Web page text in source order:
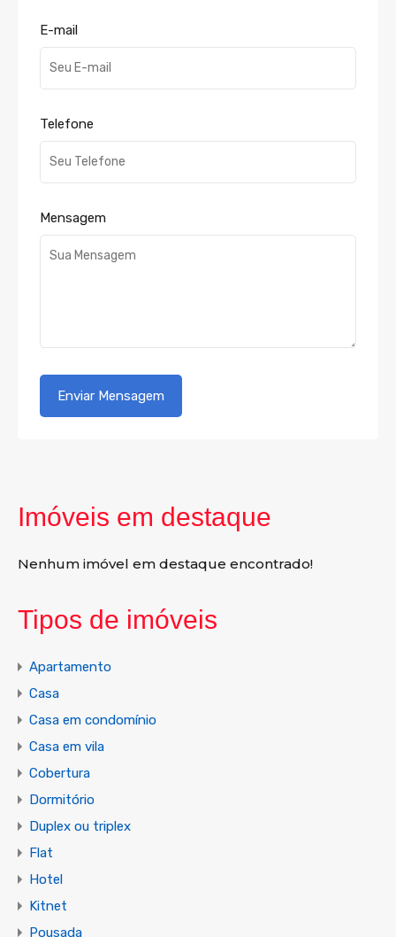
E-mail
Telefone
Mensagem
Imóveis em destaque
Nenhum imóvel em destaque encontrado!
Tipos de imóveis
Apartamento
Casa
Casa em condomínio
Casa em vila
Cobertura
Dormitório
Duplex ou triplex
Flat
Hotel
Kitnet
Pousada